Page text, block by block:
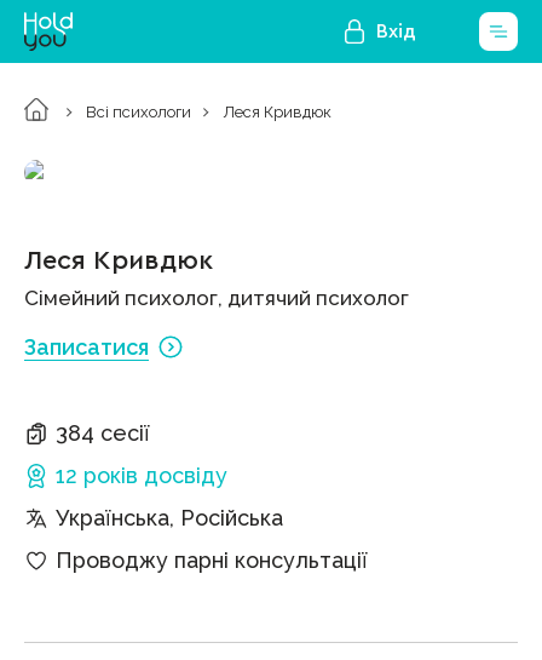
Вхід
Всі психологи Леся Кривдюк
Леся Кривдюк
Сімейний психолог, дитячий психолог
Записатися
384 сесії
12 років досвіду
Українська, Російська
Проводжу парні консультації